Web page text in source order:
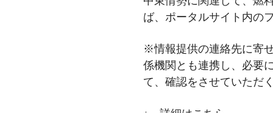
ば、ポータルサイト内の
※情報提供の連絡先に寄
係機関とも連携し、必要
て、確認をさせていただ